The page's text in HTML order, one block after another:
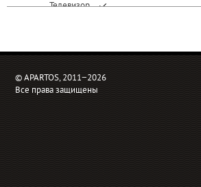
Телевизор
© APARTOS, 2011−2026
Все права защищены